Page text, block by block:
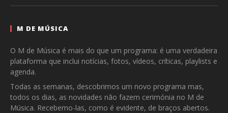
M DE MÚSICA
O M de Música é mais do que um programa: é uma verdadeira
plataforma que inclui notícias, fotos, vídeos, críticas, playlists e
agenda.
Todas as semanas, descobrimos um novo programa mas,
todos os dias, as novidades não fazem cerimónia no M de
Música. Recebemo-las, como é evidente, de braços abertos.